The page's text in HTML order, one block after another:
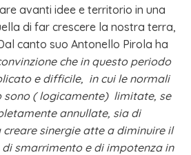
avanti idee e territorio in una
di far crescere la nostra terra,
canto suo Antonello Pirola ha
che in questo periodo
e difficile, in cui le normali
( logicamente) limitate, se
annullate, sia di
sinergie atte a diminuire il
smarrimento e di impotenza in